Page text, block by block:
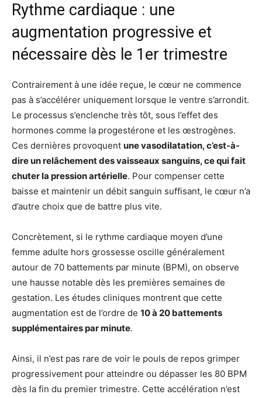
Rythme cardiaque : une
augmentation progressive et
nécessaire dès le 1er trimestre
Contrairement à une idée reçue, le cœur ne commence
pas à s’accélérer uniquement lorsque le ventre s’arrondit.
Le processus s’enclenche très tôt, sous l’effet des
hormones comme la progestérone et les œstrogènes.
Ces dernières provoquent une vasodilatation, c’est-à-
dire un relâchement des vaisseaux sanguins, ce qui fait
chuter la pression artérielle. Pour compenser cette
baisse et maintenir un débit sanguin suffisant, le cœur n’a
d’autre choix que de battre plus vite.
Concrètement, si le rythme cardiaque moyen d’une
femme adulte hors grossesse oscille généralement
autour de 70 battements par minute (BPM), on observe
une hausse notable dès les premières semaines de
gestation. Les études cliniques montrent que cette
augmentation est de l’ordre de 10 à 20 battements
supplémentaires par minute.
Ainsi, il n’est pas rare de voir le pouls de repos grimper
progressivement pour atteindre ou dépasser les 80 BPM
dès la fin du premier trimestre. Cette accélération n’est